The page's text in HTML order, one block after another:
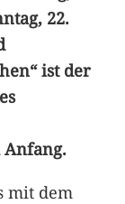
22.
ist der
Anfang.
mit dem